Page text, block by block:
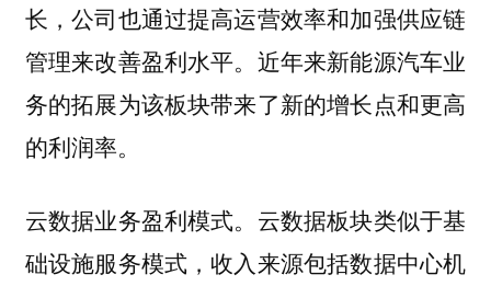
长，公司也通过提高运营效率和加强供应链
管理来改善盈利水平。近年来新能源汽车业
务的拓展为该板块带来了新的增长点和更高
的利润率。
云数据业务盈利模式。 云数据板块类似于基
础设施服务模式，收入来源包括数据中心机